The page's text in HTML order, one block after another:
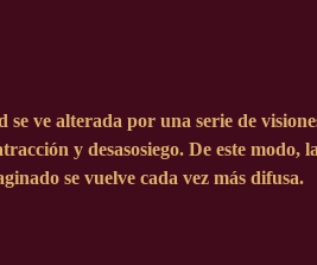
ve alterada por una serie de
y desasosiego. De este
se vuelve cada vez más difusa.